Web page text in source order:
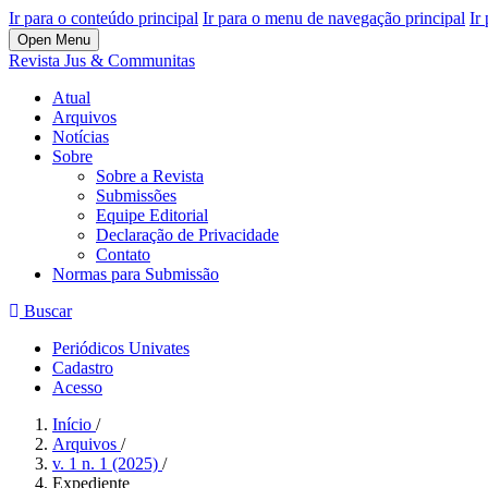
Ir para o conteúdo principal Ir para o menu de navegação principal Ir
Open Menu
Revista Jus & Communitas
Atual
Arquivos
Notícias
Sobre
Sobre a Revista
Submissões
Equipe Editorial
Declaração de Privacidade
Contato
Normas para Submissão
Buscar
Periódicos Univates
Cadastro
Acesso
Início /
Arquivos /
v. 1 n. 1 (2025) /
Expediente